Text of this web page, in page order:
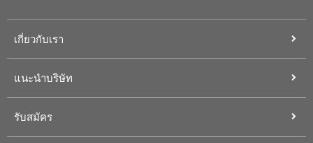
เกี่ยวกับเรา
แนะนำบริษัท
รับสมัคร